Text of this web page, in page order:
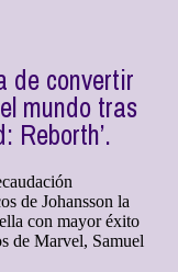
de convertir
mundo tras
Reborth’.
de Johansson la
con mayor éxito
de Marvel, Samuel